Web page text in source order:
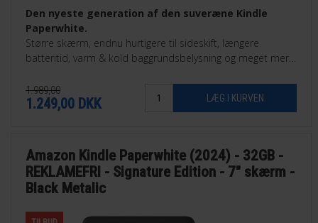
Den nyeste generation af den suveræne Kindle
Paperwhite.
Større skærm, endnu hurtigere til sideskift, længere
batteritid, varm & kold baggrundsbelysning og meget mere.
1.989,00
1.249,00 DKK
Amazon Kindle Paperwhite (2024) - 32GB -
REKLAMEFRI - Signature Edition - 7" skærm -
Black Metalic